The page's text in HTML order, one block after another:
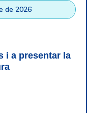
|Information of
de 2026
i a presentar la